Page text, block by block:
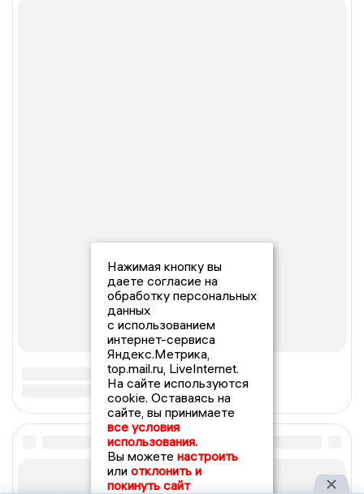
Нажимая кнопку вы
даете согласие на
обработку персональных
данных
с использованием
интернет-сервиса
Яндекс.Метрика,
top.mail.ru, LiveInternet.
На сайте используются
cookie. Оставаясь на
сайте, вы принимаете
все условия
использования.
Вы можете настроить
или отклонить и
покинуть сайт